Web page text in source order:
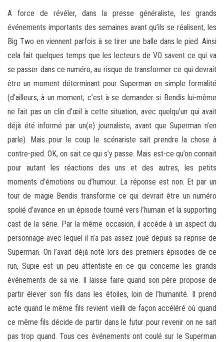
A force de révéler, dans la presse généraliste, les grands
événements importants des semaines avant qu’ils se réalisent, les
Big Two en viennent parfois à se tirer une balle dans le pied. Ainsi
cela fait quelques temps que les lecteurs de VO savent ce qui va
se passer dans ce numéro, au risque de transformer ce qui devrait
être un moment déterminant pour Superman en simple formalité
(d’ailleurs, à un moment, c’est à se demander si Bendis lui-même
ne fait pas un clin d’œil à cette situation, avec quelqu’un qui avait
déjà été informé par un(e) journaliste, avant que Superman n’en
parle). Mais pour le coup le scénariste sait prendre la chose à
contre-pied. OK, on sait ce qui s’y passe. Mais est-ce qu’on connait
pour autant les réactions des uns et des autres, les petits
moments d’émotions ou d’humour. La réponse est non. Et par un
tour de magie Bendis transforme ce qui devrait être un numéro
spolié d’avance en un épisode tourné vers l’humain et la supporting
cast de la série. Par la même occasion, il accède à un aspect du
personnage avec lequel il n’a pas assez joué depuis sa reprise de
Superman. On l’avait déjà noté lors des premiers épisodes de ce
run, Supie est un peu attentiste en ce qui concerne les grands
événements de sa vie. Il laisse faire quand son père propose de
partir élever son fils dans les étoiles, loin de l’humanité. Il prend
acte quand le même fils revient vieilli de façon accéléré où quand
ce même fils décide de partir dans le futur pour revenir on ne sait
pas trop quand. Tous ces événements ont coulé sur le Superman